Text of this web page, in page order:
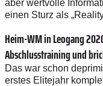
aber wertvolle
einen Sturz als
Heim-WM in Leogang
Abschlusstraining und
Das war schon
erstes Elitejahr